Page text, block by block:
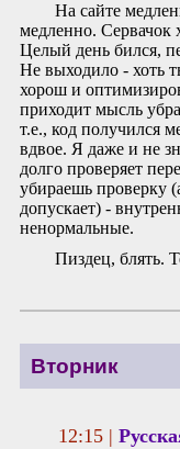
На сайте
медленно. Сервачок
Целый день бился,
Не выходило - хоть
хорош и
приходит мысль
т.е., код получился
вдвое. Я даже и не
долго проверяет
убираешь проверку
допускает) -
ненормальные.
Пиздец, блять.
Вторник
12:15 |